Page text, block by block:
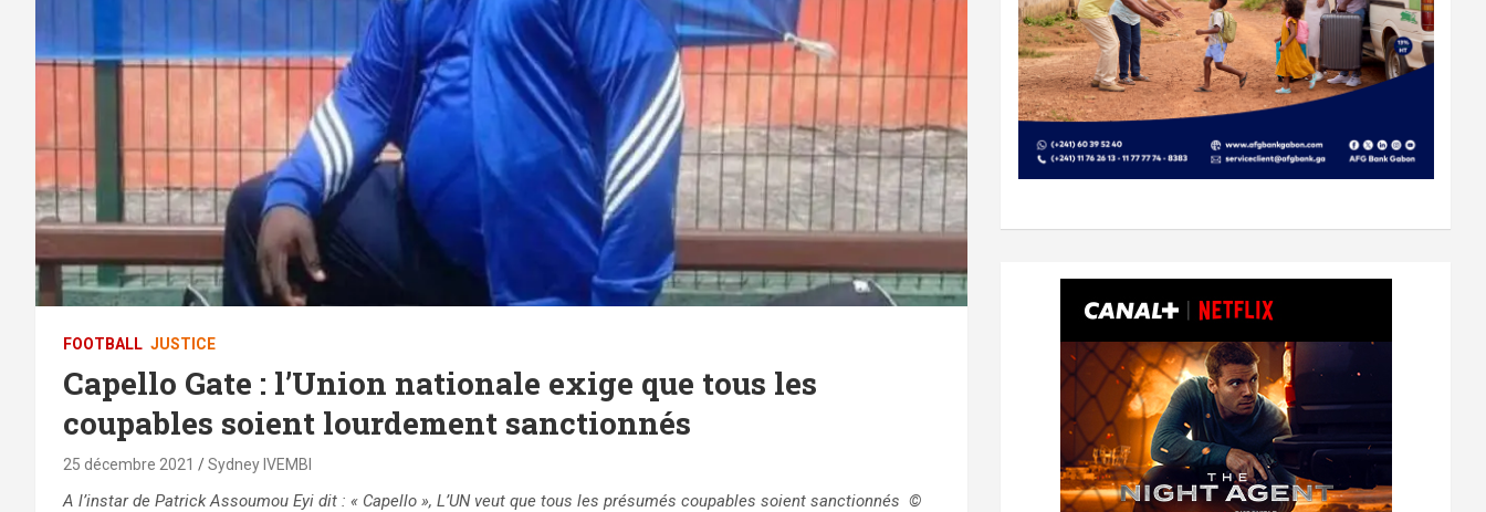
FOOTBALL JUSTICE
Capello Gate : l’Union nationale exige que tous les
coupables soient lourdement sanctionnés
25 décembre 2021 Sydney IVEMBI
A l’instar de Patrick Assoumou Eyi dit : « Capello », L’UN veut que tous les présumés coupables soient sanctionnés ©